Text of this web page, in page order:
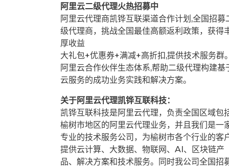
阿里云二级代理火热招募中
阿里云代理商凯铧互联渠道合作计划,全国招募
级代理商，挑战全国最佳高额返利政策，获得
厚收益
大礼包+优惠券+满减+高折扣,提供技术服务群。
阿里云合作伙伴生态体系,帮助二级代理构建基
云服务的成功业务实践和解决方案。
关于阿里云代理凯铧互联科技：
凯铧互联科技是阿里云代理，负责全国区域包
榆树市地区的阿里云代理业务，并且我们是一
专业的技术服务公司，为榆树市各个行业的客
提供云计算、大数据、物联网、AI、区块链产
品、解决方案和技术服务。同时我公司全国招